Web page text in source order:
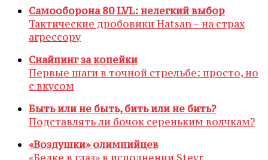
Самооборона 80 LVL: нелегкий выбор
Тактические дробовики Hatsan – на страх
агрессору
Снайпинг за копейки
Первые шаги в точной стрельбе: просто, но
с вкусом
Быть или не быть, бить или не бить?
Подставлять ли бочок сереньким волчкам?
«Воздушки» олимпийцев
«Белке в глаз» в исполнении Steyr